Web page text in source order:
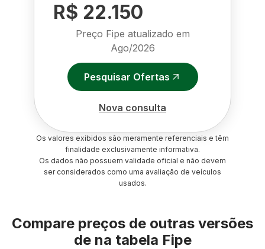
R$ 22.150
Preço Fipe atualizado em
Ago/2026
Pesquisar Ofertas
Nova consulta
Os valores exibidos são meramente referenciais e têm
finalidade exclusivamente informativa.
Os dados não possuem validade oficial e não devem
ser considerados como uma avaliação de veículos
usados.
Compare preços de outras versões
de na tabela Fipe